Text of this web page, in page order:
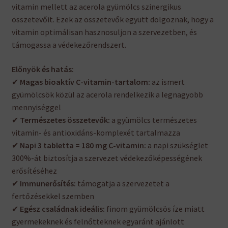
vitamin mellett az acerola gyümölcs szinergikus
összetevőit. Ezek az összetevők együtt dolgoznak, hogy a
vitamin optimálisan hasznosuljon a szervezetben, és
támogassa a védekezőrendszert.
Előnyök és hatás:
✔ Magas bioaktív C-vitamin-tartalom: az ismert
gyümölcsök közül az acerola rendelkezik a legnagyobb
mennyiséggel
✔ Természetes összetevők: a gyümölcs természetes
vitamin- és antioxidáns-komplexét tartalmazza
✔ Napi 3 tabletta = 180 mg C-vitamin: a napi szükséglet
300%-át biztosítja a szervezet védekezőképességének
erősítéséhez
✔ Immunerősítés: támogatja a szervezetet a
fertőzésekkel szemben
✔ Egész családnak ideális: finom gyümölcsös íze miatt
gyermekeknek és felnőtteknek egyaránt ajánlott